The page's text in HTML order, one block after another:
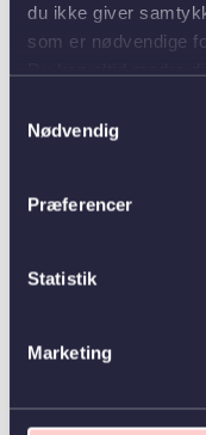
du ikke giver
som er nødvendige
Nødvendig
Præferencer
Statistik
Marketing